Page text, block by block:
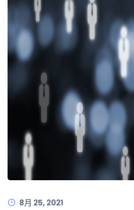
8月 25, 2021